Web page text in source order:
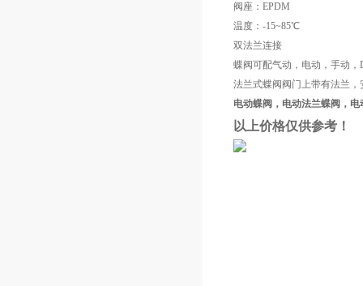
阀座：EPDM
温度：-15~85℃
双法兰连接
蝶阀可配气动，电动，手动
法兰式蝶阀阀门上带有法兰
电动蝶阀，电动法兰蝶阀， 电
以上价格仅供参考！